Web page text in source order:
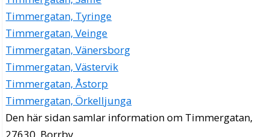
Timmergatan, Tyringe
Timmergatan, Veinge
Timmergatan, Vänersborg
Timmergatan, Västervik
Timmergatan, Åstorp
Timmergatan, Örkelljunga
Den här sidan samlar information om Timmergatan,